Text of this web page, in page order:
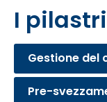
I
Gestione del
Pre-